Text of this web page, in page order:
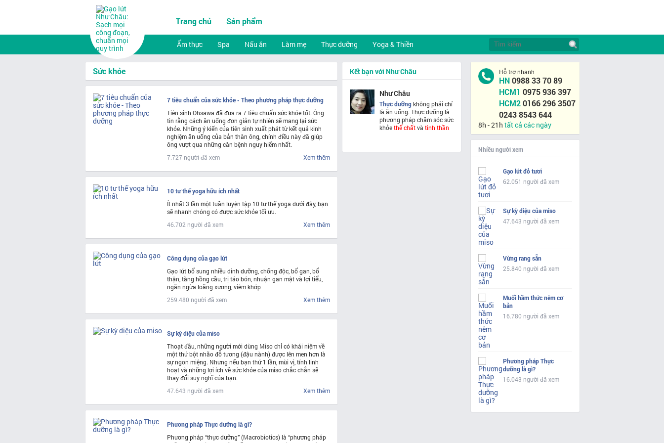
Trang chủ Sản phẩm
Ẩm thực Spa Nấu ăn Làm mẹ Thực dưỡng Yoga & Thiền
Sức khỏe
7 tiêu chuẩn của sức khỏe - Theo phương pháp thực dưỡng
Tiên sinh Ohsawa đã đưa ra 7 tiêu chuẩn sức khỏe tốt. Ông
tin rằng cách ăn uống đơn giản tự nhiên sẽ mang lại sức
khỏe. Những ý kiến của tiên sinh xuất phát từ kết quả kinh
nghiệm ăn uống của bản thân ông, chính điều này đã giúp
ông vượt qua những căn bệnh nguy hiểm nhất.
7.727 người đã xem
Xem thêm
10 tư thế yoga hữu ích nhất
Ít nhất 3 lần một tuần luyện tập 10 tư thế yoga dưới đây, bạn
sẽ nhanh chóng có được sức khỏe tối ưu.
46.702 người đã xem
Xem thêm
Công dụng của gạo lứt
Gạo lứt bổ sung nhiều dinh dưỡng, chống độc, bổ gan, bổ
thận, tăng hồng cầu, trị táo bón, nhuận gan mật và lợi tiểu,
ngăn ngừa loãng xương, viêm khớp
259.480 người đã xem
Xem thêm
Sự kỳ diệu của miso
Thoạt đầu, những người mới dùng Miso chỉ có khái niệm về
một thứ bột nhão đỗ tương (đậu nành) được lên men hơn là
sự ngon miệng. Nhưng nếu bạn thứ 1 lần, mùi vị, tính linh
hoạt và những lợi ích về sức khỏe của miso chắc chắn sẽ
thay đổi suy nghĩ của bạn.
47.643 người đã xem
Xem thêm
Phương pháp Thực dưỡng là gì?
Phương pháp “thực dưỡng” (Macrobiotics) là “phương pháp
Kết bạn với Như Châu
Như Châu
Thực dưỡngkhông phải chỉ
là ăn uống. Thực dưỡng là
phương pháp chăm sóc sức
khỏethể chấtvà tinh thần
Hỗ trợ nhanh
HN0988 33 70 89
HCM1 0975 936 397
HCM20166 296 3507
0243 8543 644
8h - 21h tất cả các ngày
Nhiều người xem
Gạo lứt đỏ tươi
62.051 người đã xem
Sự kỳ diệu của miso
47.643 người đã xem
Vừng rang sẵn
25.840 người đã xem
Muối hầm thức nêm cơ
bản
16.780 người đã xem
Phương pháp Thực
dưỡng là gì?
16.043 người đã xem